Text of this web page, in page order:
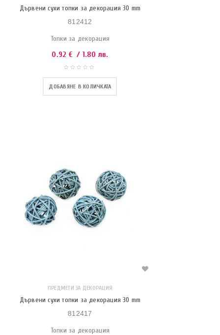
Дървени сухи топки за декорация 30 mm
812412
Топки за декорация
0.92 € / 1.80 лв.
ДОБАВЯНЕ В КОЛИЧКАТА
ПРЕДМЕТИ ЗА ДЕКОРАЦИЯ
Дървени сухи топки за декорация 30 mm
812417
Топки за декорация